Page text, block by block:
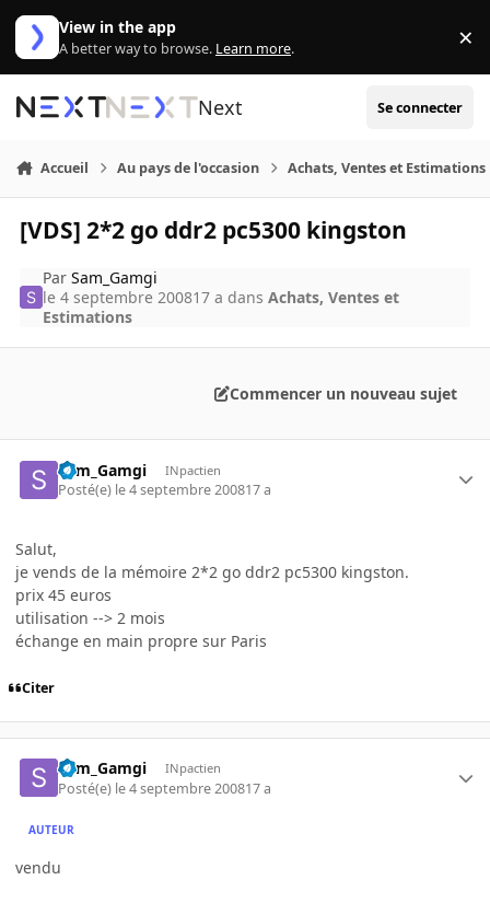
Aller au contenu
View in the app
A better way to browse. Learn more. ×
Next Se connecter
Accueil Au pays de l'occasion Achats, Ventes et Estimations
[VDS] 2*2 go ddr2 pc5300 kingston
ParSam_Gamgi
le 4 septembre 200817 a dansAchats, Ventes et
Estimations
Commencer un nouveau sujet
Sam_Gamgi INpactien
Posté(e) le 4 septembre 200817 a
Salut,
je vends de la mémoire 2*2 go ddr2 pc5300 kingston.
prix 45 euros
utilisation --> 2 mois
échange en main propre sur Paris
Citer
Sam_Gamgi INpactien
Posté(e) le 4 septembre 200817 a
AUTEUR
vendu